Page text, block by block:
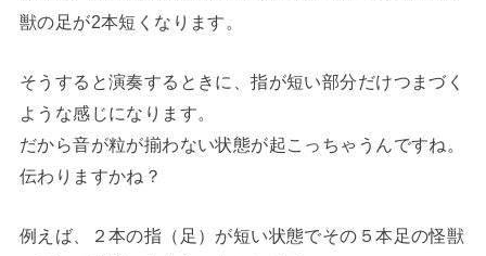
獣の足が2本短くなります。
そうすると演奏するときに、指が短い部分だけつまづく
ような感じになります。
だから音が粒が揃わない状態が起こっちゃうんですね。
伝わりますかね？
例えば、２本の指（足）が短い状態でその５本足の怪獣